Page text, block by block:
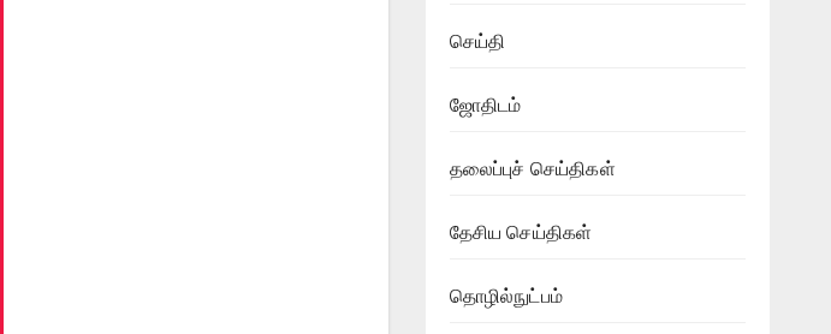
செய்தி
ஜோதிடம்
தலைப்புச் செய்திகள்
தேசிய செய்திகள்
தொழில்நுட்பம்